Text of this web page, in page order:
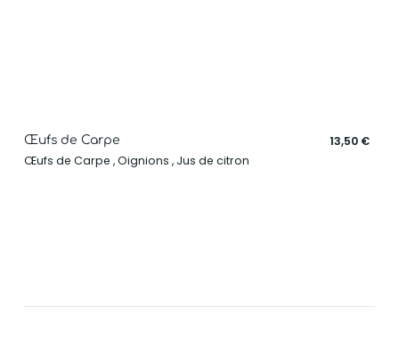
Œufs de Carpe
Œufs de Carpe , Oignions , Jus de citron
13,50 €